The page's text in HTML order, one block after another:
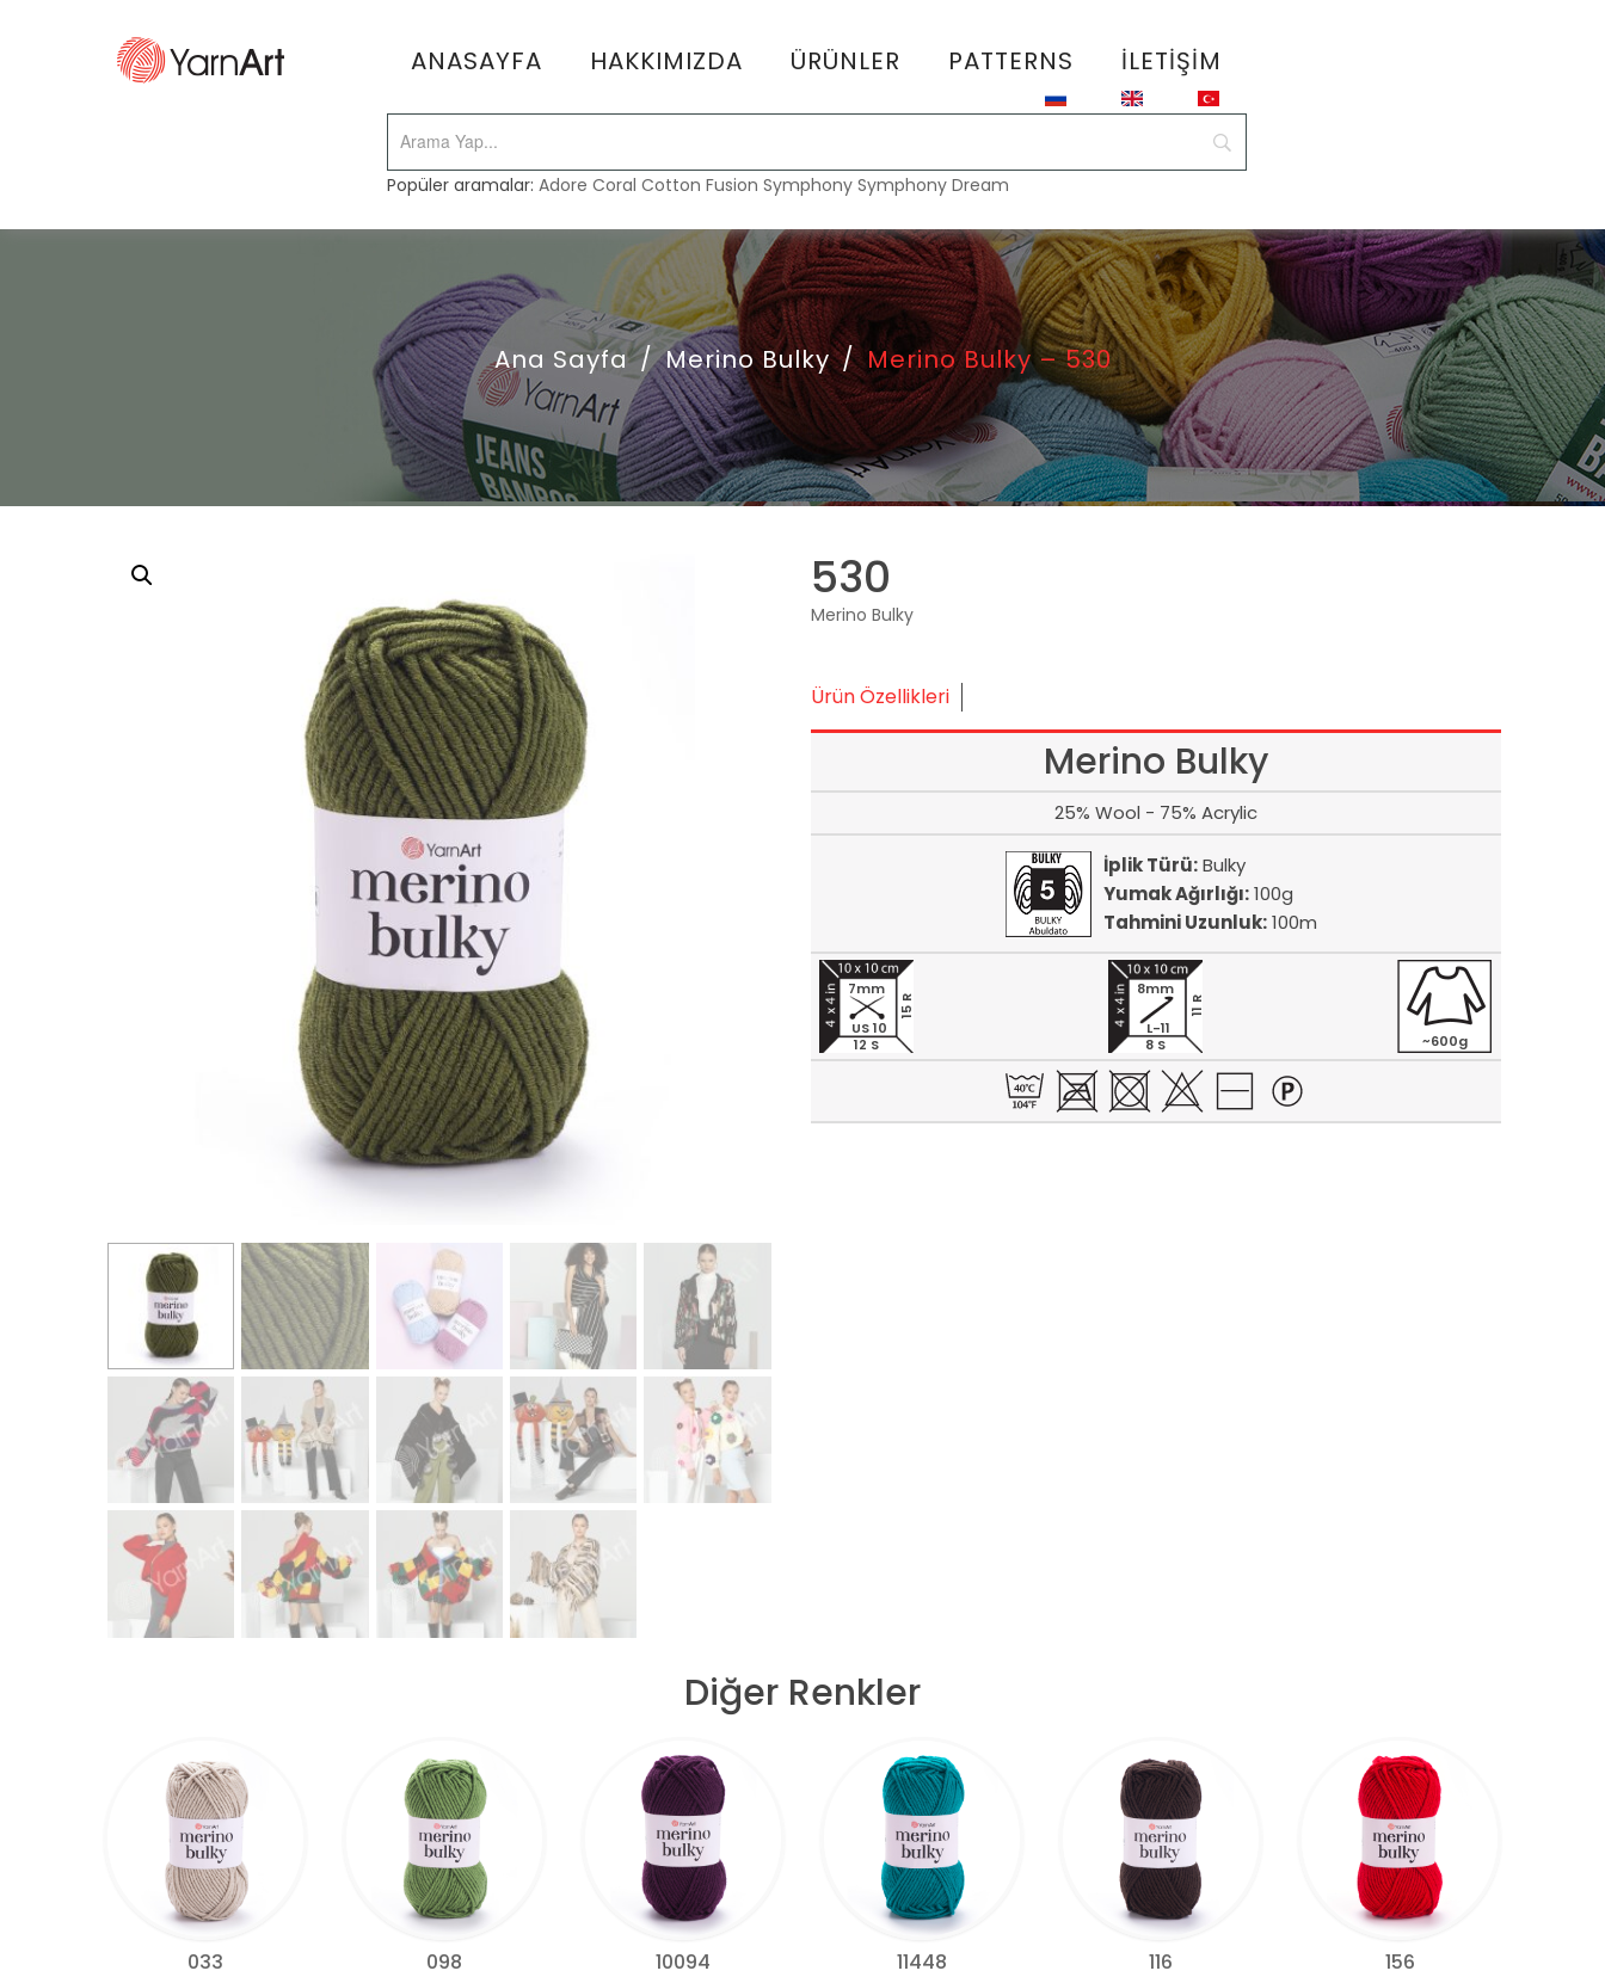
ANASAYFA HAKKIMIZDA ÜRÜNLER PATTERNS İLETIŞIM
Popüler aramalar:Adore Coral Cotton Fusion Symphony Symphony Dream
Ana Sayfa / Merino Bulky / Merino Bulky – 530
530
Merino Bulky
Ürün Özellikleri
Merino Bulky
25% Wool - 75% Acrylic
İplik Türü:Bulky
Yumak Ağırlığı:100g
Tahmini Uzunluk:100m
12 S
15 R
7mm
US 10
8 S
11 R
8mm
L-11
~600g
Diğer Renkler
033 098 10094 11448 116 156